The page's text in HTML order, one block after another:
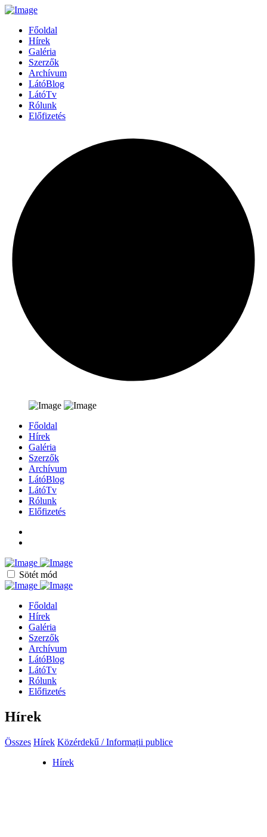
Főoldal
Hírek
Galéria
Szerzők
Archívum
LátóBlog
LátóTv
Rólunk
Előfizetés
Főoldal
Hírek
Galéria
Szerzők
Archívum
LátóBlog
LátóTv
Rólunk
Előfizetés
Sötét mód
Főoldal
Hírek
Galéria
Szerzők
Archívum
LátóBlog
LátóTv
Rólunk
Előfizetés
Hírek
Összes Hírek Közérdekű / Informații publice
Hírek